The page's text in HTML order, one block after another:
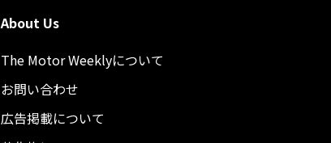
About Us
The Motor Weeklyについて
お問い合わせ
広告掲載について